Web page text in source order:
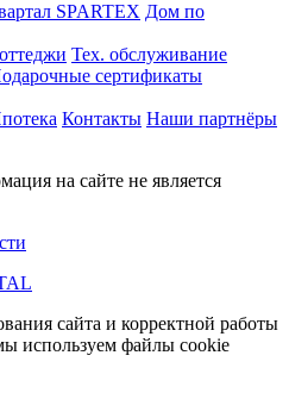
SPARTEX Дом по
Тех. обслуживание
сертификаты
Контакты Наши партнёры
на сайте не является
сайта и корректной работы
используем файлы cookie